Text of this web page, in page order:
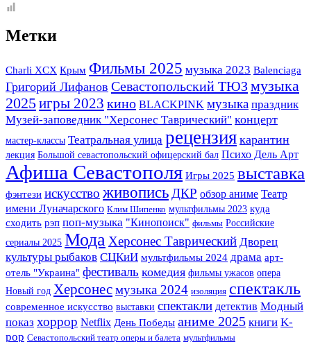
Метки
Charli XCX Крым Фильмы 2025 музыка 2023 Balenciaga
Григорий Лифанов Севастопольский ТЮЗ музыка
2025игры 2023 кино BLACKPINK музыка праздник
Музей-заповедник "Херсонес Таврический" концерт
мастер-классы Театральная улица рецензия карантин
лекция Большой севастопольский офицерский бал Психо Дель Арт
Афиша Севастополя Игры 2025 выставка
фэнтези искусство живопись ДКР обзор аниме Театр
имени Луначарского Клим Шипенко мультфильмы 2023 куда
сходить рэп поп-музыка "Кинопоиск" фильмы Российские
сериалы 2025 Мода Херсонес Таврический Дворец
культуры рыбаков СЦКиИ мультфильмы 2024 драма арт-
отель "Украина" фестиваль комедия фильмы ужасов опера
Новый год Херсонесмузыка 2024 изоляция спектакль
современное искусство выставки спектакли детектив Модный
показ хоррор Netflix День Победы аниме 2025 книги K-
pop Севастопольский театр оперы и балета мультфильмы